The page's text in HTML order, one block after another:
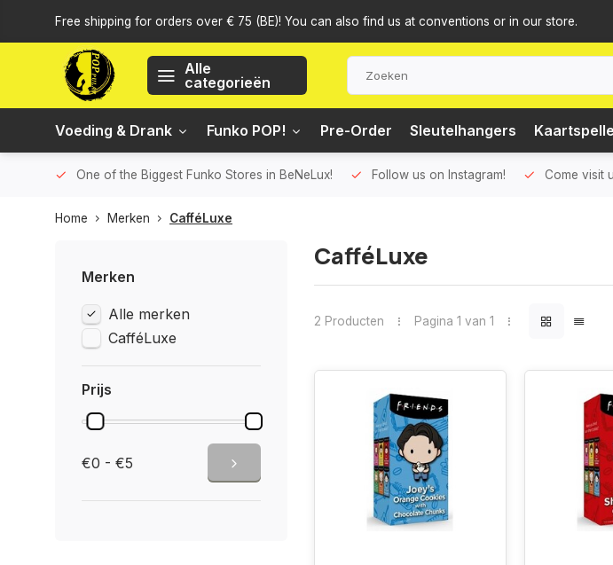
Free shipping for orders over € 75 (BE)! You can also find us at conventions or in our store.
Alle
categorieën
Voeding & Drank Funko POP! Pre-Order Sleutelhangers
One of the Biggest Funko Stores in BeNeLux! Follow us on Instagram! Come visit
Home Merken CafféLuxe
Merken
Alle merken
CafféLuxe
Prijs
€0 - €5
CafféLuxe
2 Producten Pagina 1 van 1